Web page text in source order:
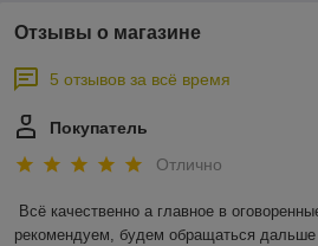
Отзывы о магазине
5 отзывов за всё время
Покупатель
Отлично
Всё качественно а главное в
рекомендуем, будем обращаться